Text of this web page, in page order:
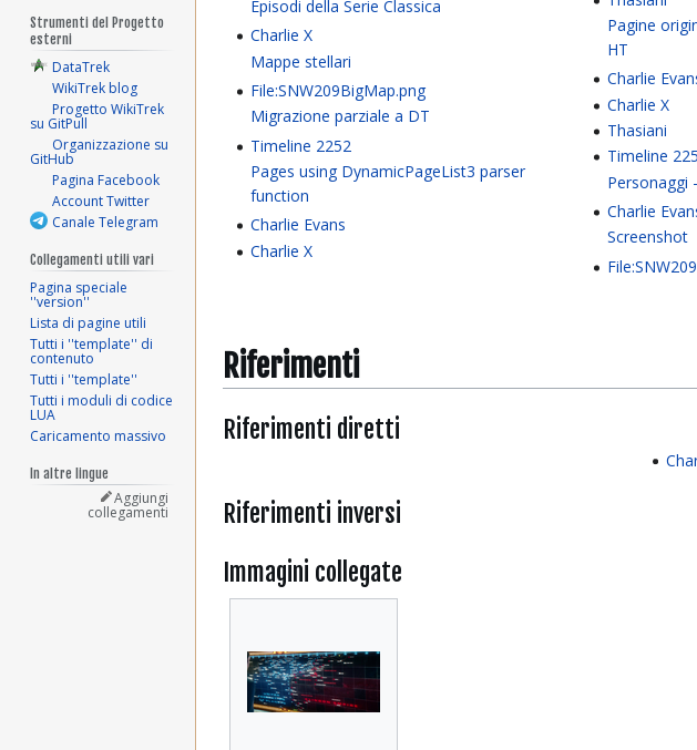
Episodi della Serie Classica
Charlie X
Mappe stellari
File:SNW209BigMap.png
Migrazione parziale a DT
Timeline 2252
Pages using DynamicPageList3 parser
function
Charlie Evans
Charlie X
Pagine
HT
Charlie
Charlie X
Thasiani
Timeline
Personaggi
Charlie
Screenshot
Riferimenti
Riferimenti diretti
Riferimenti inversi
Immagini collegate
Strumenti del Progetto
esterni
DataTrek
WikiTrek blog
Progetto WikiTrek
su GitPull
Organizzazione su
GitHub
Pagina Facebook
Account Twitter
Canale Telegram
Collegamenti utili vari
Pagina speciale
''version''
Lista di pagine utili
Tutti i ''template'' di
contenuto
Tutti i ''template''
Tutti i moduli di codice
LUA
Caricamento massivo
In altre lingue
Aggiungi
collegamenti